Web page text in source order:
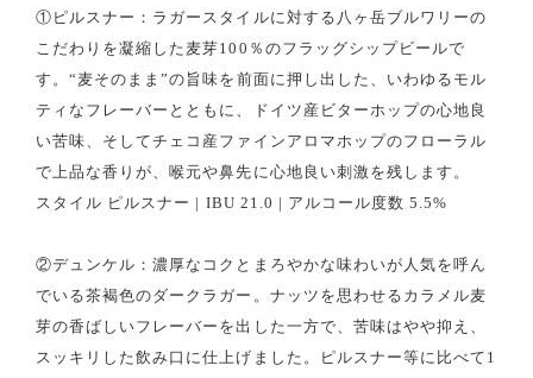
①ピルスナー：ラガースタイルに対する八ヶ岳ブルワリーの
こだわりを凝縮した麦芽100％のフラッグシップビールで
す。“麦そのまま”の旨味を前面に押し出した、いわゆるモル
ティなフレーバーとともに、ドイツ産ビターホップの心地良
い苦味、そしてチェコ産ファインアロマホップのフローラル
で上品な香りが、喉元や鼻先に心地良い刺激を残します。
スタイル ピルスナー | IBU 21.0 | アルコール度数 5.5%
②デュンケル：濃厚なコクとまろやかな味わいが人気を呼ん
でいる茶褐色のダークラガー。ナッツを思わせるカラメル麦
芽の香ばしいフレーバーを出した一方で、苦味はやや抑え、
スッキリした飲み口に仕上げました。ピルスナー等に比べて1